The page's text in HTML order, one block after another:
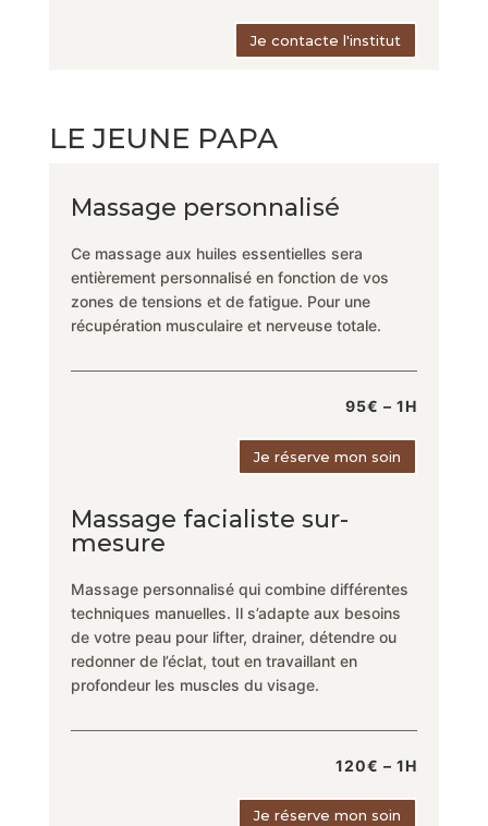
Je contacte l'institut
LE JEUNE PAPA
Massage personnalisé
Ce massage aux huiles essentielles sera
entièrement personnalisé en fonction de vos
zones de tensions et de fatigue. Pour une
récupération musculaire et nerveuse totale.
95€ – 1H
Je réserve mon soin
Massage facialiste sur-
mesure
Massage personnalisé qui combine différentes
techniques manuelles. Il s’adapte aux besoins
de votre peau pour lifter, drainer, détendre ou
redonner de l’éclat, tout en travaillant en
profondeur les muscles du visage.
120€ – 1H
Je réserve mon soin